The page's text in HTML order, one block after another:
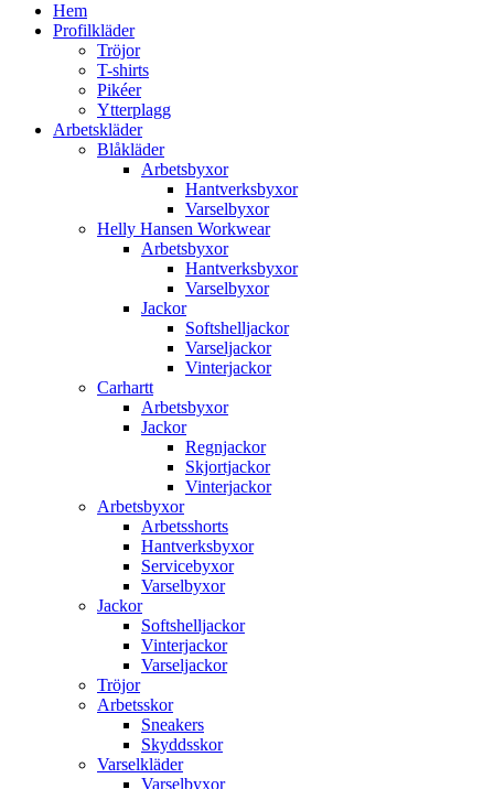
Hem
Profilkläder
Tröjor
T-shirts
Pikéer
Ytterplagg
Arbetskläder
Blåkläder
Arbetsbyxor
Hantverksbyxor
Varselbyxor
Helly Hansen Workwear
Arbetsbyxor
Hantverksbyxor
Varselbyxor
Jackor
Softshelljackor
Varseljackor
Vinterjackor
Carhartt
Arbetsbyxor
Jackor
Regnjackor
Skjortjackor
Vinterjackor
Arbetsbyxor
Arbetsshorts
Hantverksbyxor
Servicebyxor
Varselbyxor
Jackor
Softshelljackor
Vinterjackor
Varseljackor
Tröjor
Arbetsskor
Sneakers
Skyddsskor
Varselkläder
Varselbyxor